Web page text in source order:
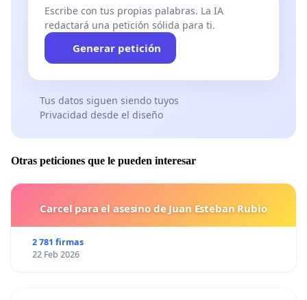
Escribe con tus propias palabras. La IA
redactará una petición sólida para ti.
Generar petición
Tus datos siguen siendo tuyos
Privacidad desde el diseño
Otras peticiones que le pueden interesar
Carcel para el asesino de Juan Esteban Rubio
2 781 firmas
22 Feb 2026